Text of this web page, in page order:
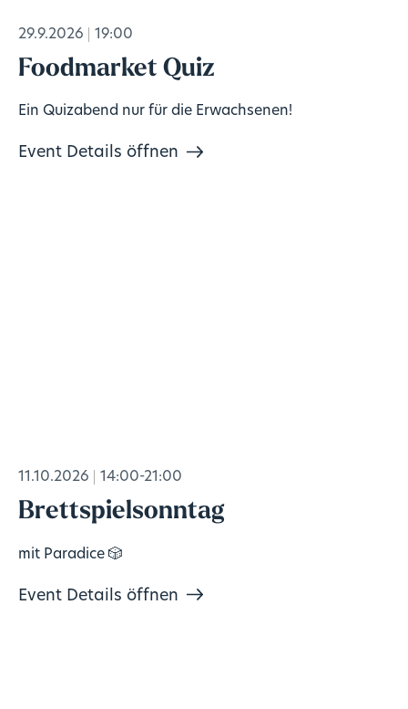
29.9.2026 19:00
Foodmarket Quiz
Ein Quizabend nur für die Erwachsenen!
Event Details öffnen
11.10.2026 14:00-21:00
Brettspielsonntag
mit Paradice 🎲
Event Details öffnen